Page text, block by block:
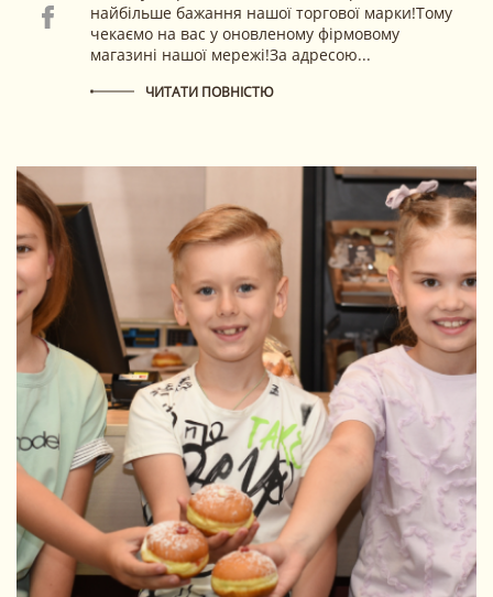
найбільше бажання нашої торгової марки!Тому
чекаємо на вас у оновленому фірмовому
магазині нашої мережі!За адресою...
ЧИТАТИ ПОВНІСТЮ